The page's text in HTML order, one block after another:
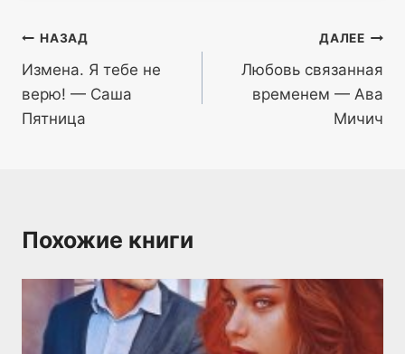
Навигация
по
записям
НАЗАД
Измена. Я тебе не
верю! — Саша
Пятница
ДАЛЕЕ
Любовь связанная
временем — Ава
Мичич
Похожие книги